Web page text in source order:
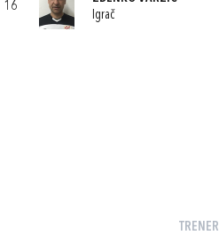
16
Igrač
TRENER